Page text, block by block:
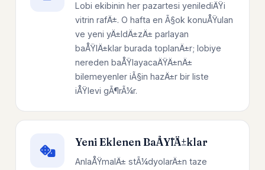
Lobi ekibinin her pazartesi yenilediÄŸi
vitrin rafÄ±. O hafta en Ã§ok konuÅŸulan
ve yeni yÄ±ldÄ±zÄ± parlayan
baÅŸlÄ±klar burada toplanÄ±r; lobiye
nereden baÅŸlayacaÄŸÄ±nÄ±
bilemeyenler iÃ§in hazÄ±r bir liste
iÅŸlevi gÃ¶rÃ¼r.
Yeni Eklenen BaÅŸlÄ±klar
AnlaÅŸmalÄ± stÃ¼dyolarÄ±n taze